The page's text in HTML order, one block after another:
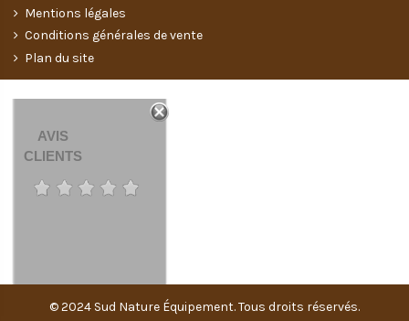
Mentions légales
Conditions générales de vente
Plan du site
AVIS
CLIENTS
© 2024 Sud Nature Équipement. Tous droits réservés.